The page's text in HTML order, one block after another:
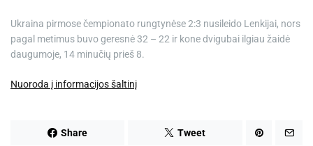
Ukraina pirmose čempionato rungtynėse 2:3 nusileido Lenkijai, nors
pagal metimus buvo geresnė 32 – 22 ir kone dvigubai ilgiau žaidė
daugumoje, 14 minučių prieš 8.
Nuoroda į informacijos šaltinį
Share Tweet